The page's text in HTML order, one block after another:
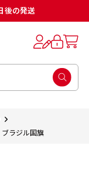
後の発送
ブラジル国旗